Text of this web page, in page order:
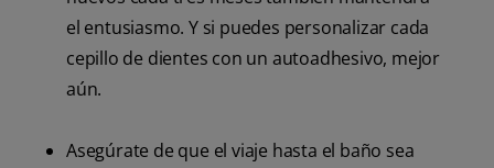
el entusiasmo. Y si puedes personalizar cada
cepillo de dientes con un autoadhesivo, mejor
aún.
Asegúrate de que el viaje hasta el baño sea